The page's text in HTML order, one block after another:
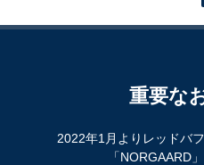
重要な
2022年1月よりレッドバ
「NORGAARD